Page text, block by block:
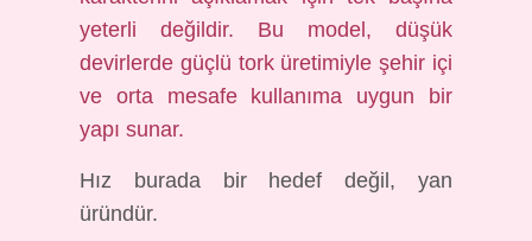
yeterli değildir. Bu model, düşük
devirlerde güçlü tork üretimiyle şehir içi
ve orta mesafe kullanıma uygun bir
yapı sunar.
Hız burada bir hedef değil, yan
üründür.